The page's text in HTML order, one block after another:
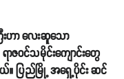
ဟာ လေးဆူသော
ာဇဝင်သမိုင်းကျောင်းတွေ
။ ပြည်မြို့ အရှေ့ပိုင်း ဆင်